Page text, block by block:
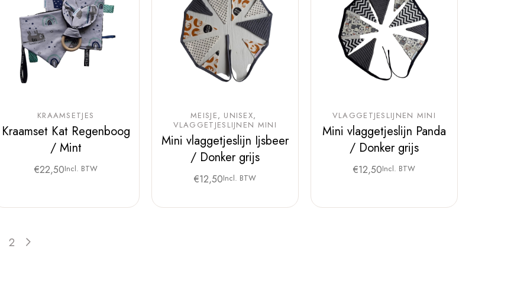
KRAAMSETJES
Kraamset Kat Regenboog
/ Mint
€22,50Incl. BTW
MEISJE
UNISEX
VLAGGETJESLIJNEN MINI
Mini vlaggetjeslijn Ijsbeer
/ Donker grijs
€12,50Incl. BTW
VLAGGETJESLIJNEN MINI
Mini vlaggetjeslijn Panda
/ Donker grijs
€12,50Incl. BTW
2